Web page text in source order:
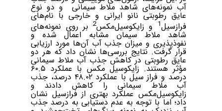
آب نمونه‌های شاهد ملاط سیمانی و دو نوع
عایق رطوبتی نانو ایرانی و خارجی با نام‌های
فراز‌سیل1و زایکوسیل‌مکس2 بر روی نمونه‌های
شاهد ملاط سیمان مشابه اعمال شده و
نفوذپذیری و میزان جذب آب آن‌ها مورد ارزیابی
قرار گرفت. نتایج بررسی‌ها نشان داد که هر دو
عایق رطوبتی در کاهش جذب آب ملاط سیمانی
مؤثر هستند. زایکوسیل مکس با عملکرد ۶۰.۵
درصد و فراز سیل با عملکرد ۴۸.۰۲ درصد، جذب
آب ملاط سیمانی را کاهش دادند و
زایکوسیل‌مکس عملکرد بهتری از فرازسیل نشان
داد؛ اما با توجه به عدم دستیابی به درصد جذب